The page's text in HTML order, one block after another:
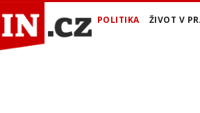
POLITIKA ŽIVOT V